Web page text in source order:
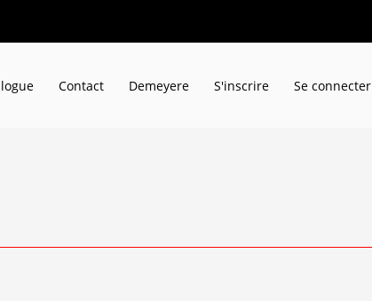
Contact Demeyere S'inscrire Se connecter